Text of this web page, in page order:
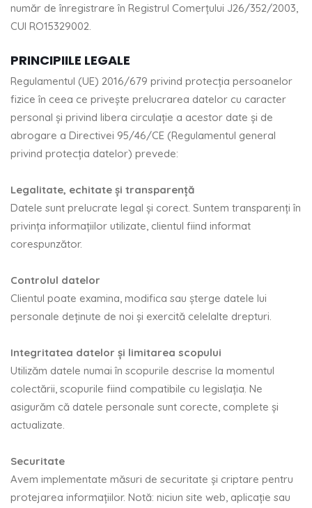
număr de înregistrare în Registrul Comerțului J26/352/2003,
CUI RO15329002.
PRINCIPIILE LEGALE
Regulamentul (UE) 2016/679 privind protecția persoanelor
fizice în ceea ce privește prelucrarea datelor cu caracter
personal și privind libera circulație a acestor date și de
abrogare a Directivei 95/46/CE (Regulamentul general
privind protecția datelor) prevede:
Legalitate, echitate și transparență
Datele sunt prelucrate legal și corect. Suntem transparenți în
privința informațiilor utilizate, clientul fiind informat
corespunzător.
Controlul datelor
Clientul poate examina, modifica sau șterge datele lui
personale deținute de noi și exercită celelalte drepturi.
Integritatea datelor și limitarea scopului
Utilizăm datele numai în scopurile descrise la momentul
colectării, scopurile fiind compatibile cu legislația. Ne
asigurăm că datele personale sunt corecte, complete și
actualizate.
Securitate
Avem implementate măsuri de securitate și criptare pentru
protejarea informațiilor. Notă: niciun site web, aplicație sau